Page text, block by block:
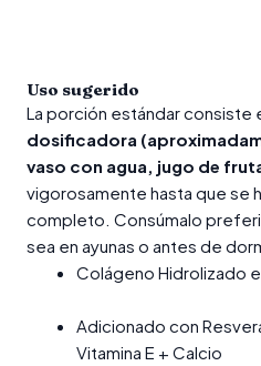
Uso sugerido
La porción estándar consiste
dosificadora
vaso con agua, jugo de
vigorosamente hasta que se
completo. Consúmalo
sea en ayunas o antes de
Colágeno Hidrolizado
Adicionado con
Vitamina E + Calcio